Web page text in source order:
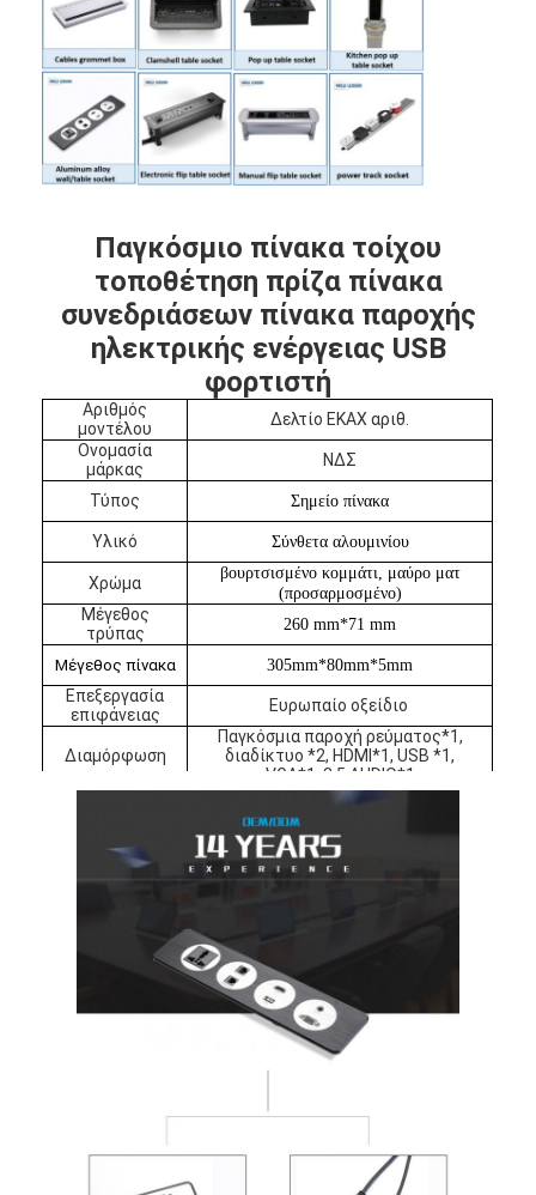
Αρχική Σελίδα
Προϊόντα
Σχετικά με εμάς
Γύρος εργοστασίων
Ποιοτικός έλεγχος
επαφή
Διαδραστικοί πίνακες
Σύστημα διασκέψεων
Εμφανισμένη πρίζα γραφείου
Παγκόσμιο πίνακα τοίχου
τοποθέτηση πρίζα πίνακα
συνεδριάσεων πίνακα παροχής
ηλεκτρικής ενέργειας USB
φορτιστή
Αριθμός
μοντέλου
Δελτίο ΕΚΑΧ αριθ.
Ονομασία
μάρκας
ΝΔΣ
Τύπος Σημείο πίνακα
Υλικό Σύνθετα αλουμινίου
Χρώμα
βουρτσισμένο κομμάτι, μαύρο ματ
(προσαρμοσμένο)
Μέγεθος
τρύπας
260 mm*71 mm
Μέγεθος πίνακα 305mm*80mm*5mm
Επεξεργασία
επιφάνειας
Ευρωπαίο οξείδιο
Διαμόρφωση
Παγκόσμια παροχή ρεύματος*1,
διαδίκτυο *2, HDMI*1, USB *1,
VGA*1, 3.5 AUDIO*1